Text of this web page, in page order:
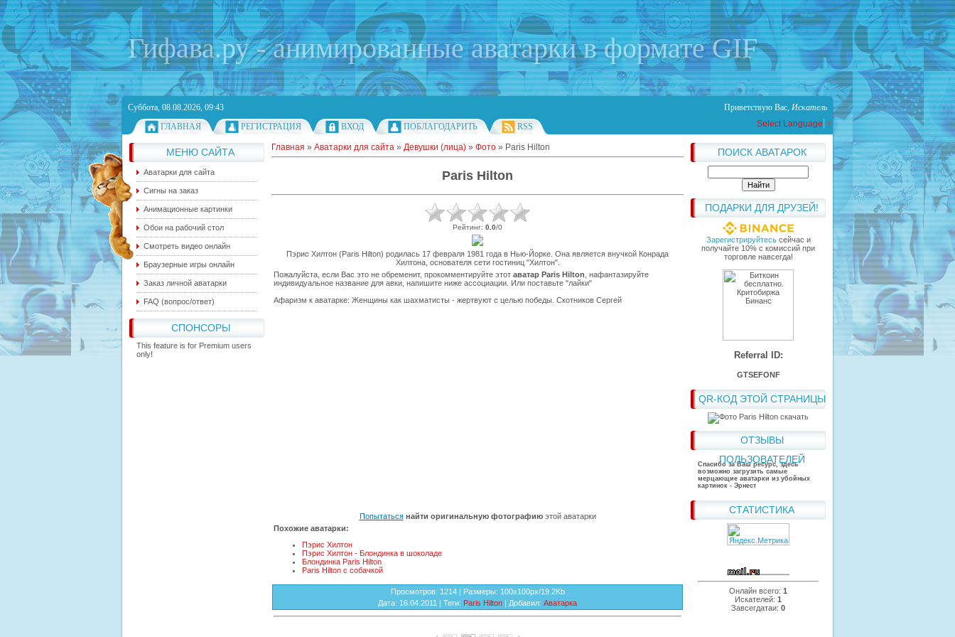
Гифава.ру - анимированные аватарки в формате GIF
Суббота, 08.08.2026, 09:43 Приветствую Вас, Искатель
ГЛАВНАЯ
РЕГИСТРАЦИЯ ВХОД ПОБЛАГОДАРИТЬ RSS Select Language ▼
МЕНЮ САЙТА
Аватарки для сайта
Сигны на заказ
Анимационные картинки
Обои на рабочий стол
Смотреть видео онлайн
Браузерные игры онлайн
Заказ личной аватарки
FAQ (вопрос/ответ)
СПОНСОРЫ
This feature is for Premium users
only!
ПОИСК АВАТАРОК
ПОДАРКИ ДЛЯ ДРУЗЕЙ!
Зарегистрируйтесьсейчас и
получайте 10% с комиссий при
торговле навсегда!
Referral ID:
GTSEFONF
QR-КОД ЭТОЙ СТРАНИЦЫ
ОТЗЫВЫ
ПОЛЬЗОВАТЕЛЕЙ
Спасибо за Ваш ресурс, здесь
возможно загрузить самые
мерцающие аватарки из убойных
картинок - Эрнест
СТАТИСТИКА
Онлайн всего: 1
Искателей: 1
Завсегдатаи: 0
Главная » Аватарки для сайта » Девушки (лица) » Фото » Paris Hilton
Paris Hilton
Рейтинг: 0.0/0
Пэрис Хилтон (Paris Hilton) родилась 17 февраля 1981 года в Нью-Йорке. Она является внучкой Конрада
Хилтона, основателя сети гостиниц "Хилтон".
Пожалуйста, если Вас это не обременит, прокомментируйте этот аватар Paris Hilton , нафантазируйте
индивидуальное название для авки, напишите ниже ассоциации. Или поставьте "лайки"
Афаризм к аватарке: Женщины как шахматисты - жертвуют с целью победы. Скотников Сергей
Попытаться найти оригинальную фотографиюэтой аватарки
Похожие аватарки:
Пэрис Хилтон
Пэрис Хилтон - Блондинка в шоколаде
Блондинка Paris Hilton
Paris Hilton с собачкой
Просмотров: 1214 | Размеры: 100x100px/19.2Kb
Дата: 16.04.2011 | Теги: Paris Hilton | Добавил: Аватарка